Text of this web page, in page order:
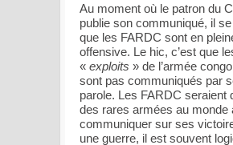
Au moment où le patron du
publie son communiqué, il
que les FARDC sont en
offensive. Le hic, c’est que
« exploits » de l’armée
sont pas communiqués par
parole. Les FARDC seraient
des rares armées au monde
communiquer sur ses
une guerre, il est souvent